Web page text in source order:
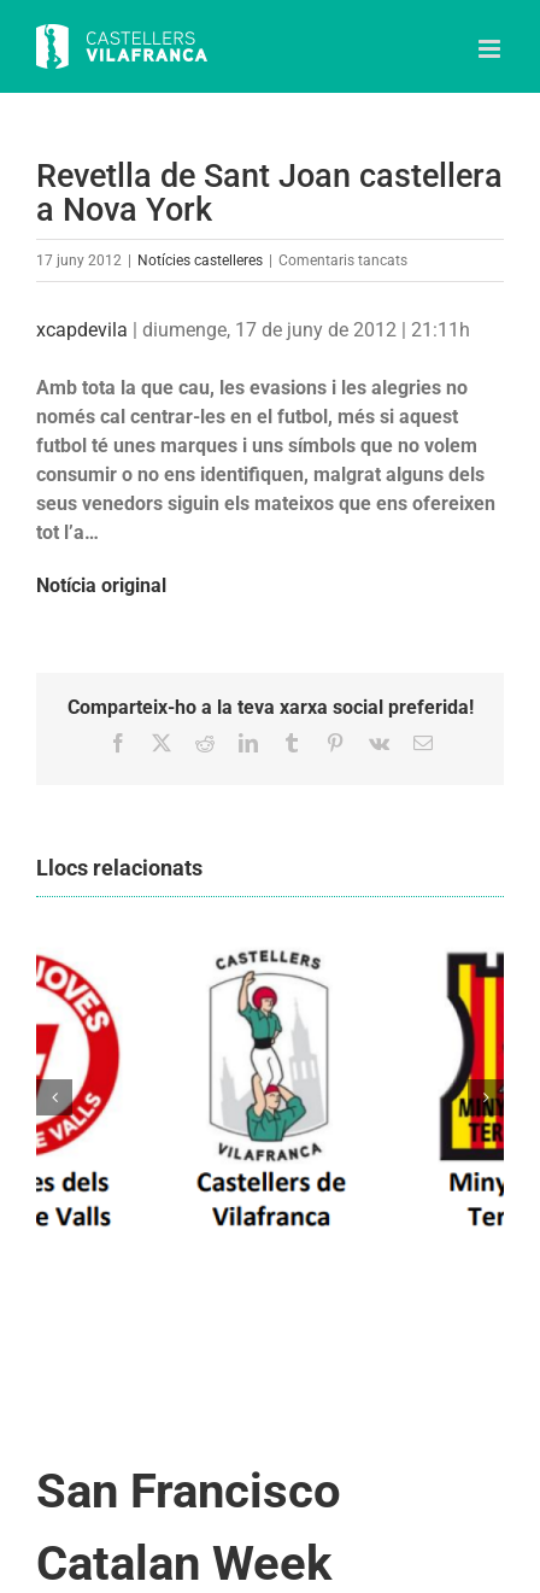
content
Revetlla de Sant Joan castellera
a Nova York
17 juny 2012 Notícies castelleres Comentaris tancatsa
Joan
xcapdevila | diumenge, 17 de juny de 2012 | 21:11h
Amb tota la que cau, les evasions i les alegries no
només cal centrar-les en el futbol, més si aquest
futbol té unes marques i uns símbols que no volem
consumir o no ens identifiquen, malgrat alguns dels
seus venedors siguin els mateixos que ens ofereixen
tot l’a…
Notícia original
Comparteix-ho a la teva xarxa social preferida!
Facebook RedditLinkedInTumblr Pinterest
Vk Email:
Llocs relacionats
Els Castellers de Vilafranca unieixen tradició i
patrimoni en un viatge de colla a la Vall
d’Aran i a la Vall de Boí
San Francisco
Catalan Week